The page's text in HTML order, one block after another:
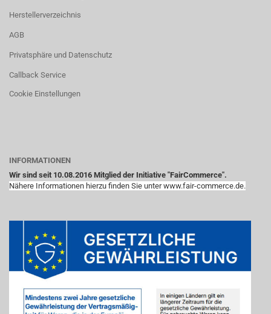
Herstellerverzeichnis
AGB
Privatsphäre und Datenschutz
Callback Service
Cookie Einstellungen
INFORMATIONEN
Wir sind seit 10.08.2016 Mitglied der Initiative "FairCommerce".
Nähere Informationen hierzu finden Sie unter www.fair-commerce.de.